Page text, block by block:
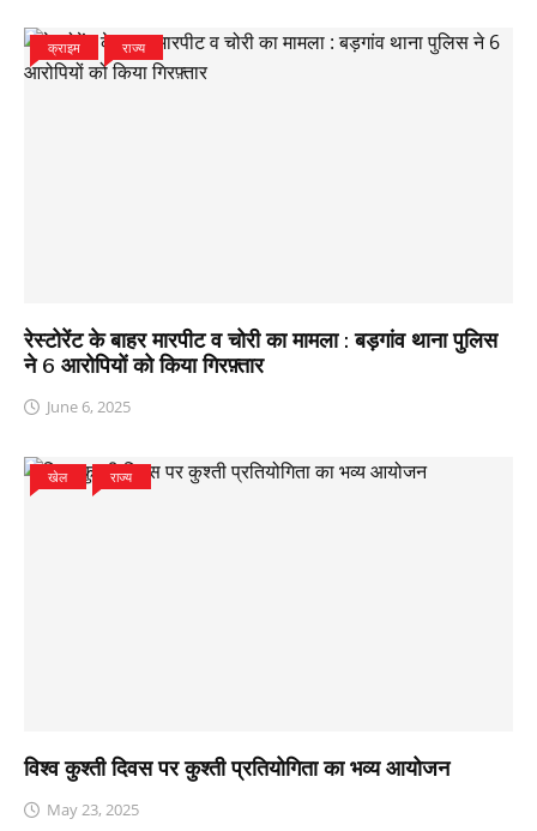
क्राइम राज्य
रेस्टोरेंट के बाहर मारपीट व चोरी का मामला : बड़गांव थाना पुलिस
ने 6 आरोपियों को किया गिरफ़्तार
June 6, 2025
खेल राज्य
विश्व कुश्ती दिवस पर कुश्ती प्रतियोगिता का भव्य आयोजन
May 23, 2025